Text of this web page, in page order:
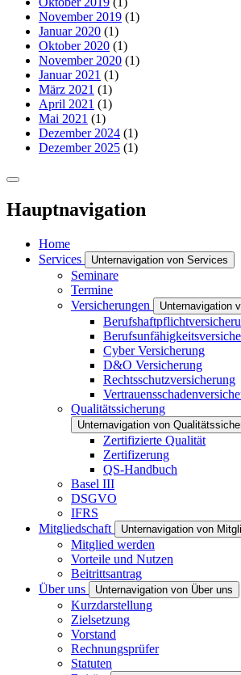
November 2019 (1)
Januar 2020 (1)
Oktober 2020 (1)
November 2020 (1)
Januar 2021 (1)
März 2021 (1)
April 2021 (1)
Mai 2021 (1)
Dezember 2024 (1)
Dezember 2025 (1)
Hauptnavigation
Home
Services
Unternavigation von Services
Seminare
Termine
Versicherungen
Unternavigation
Cyber Versicherung
D&O Versicherung
Rechtsschutzversicherung
Qualitätssicherung
Unternavigation von
Zertifizierte Qualität
Zertifizerung
QS-Handbuch
Basel III
DSGVO
IFRS
Mitgliedschaft
Unternavigation von
Mitglied werden
Vorteile und Nutzen
Beitrittsantrag
Über uns
Unternavigation von Über uns
Kurzdarstellung
Zielsetzung
Vorstand
Rechnungsprüfer
Statuten